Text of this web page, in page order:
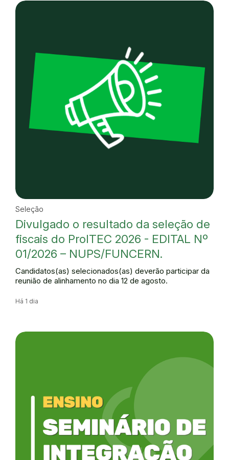
Seleção
Divulgado o resultado da seleção de
fiscais do ProITEC 2026 - EDITAL Nº
01/2026 – NUPS/FUNCERN.
Candidatos(as) selecionados(as) deverão participar da
reunião de alinhamento no dia 12 de agosto.
Há 1 dia